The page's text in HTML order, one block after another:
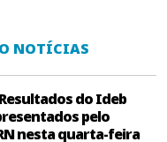
NOTÍCIAS
Resultados do Ideb
pelo
nesta quarta-feira